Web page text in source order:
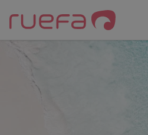
Zum Hauptinhalt springen